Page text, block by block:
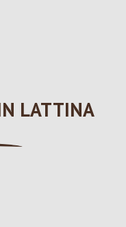
LATTINA